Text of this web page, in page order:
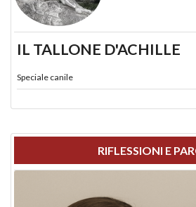
IL TALLONE D'ACHILLE
Speciale canile
RIFLESSIONI E